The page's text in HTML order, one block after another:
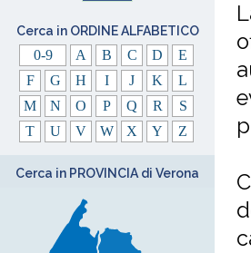
Cerca in ORDINE ALFABETICO
0-9 A B C D
E
F
G H I J K
L
M
N O P Q R
S
T
U V W X Y Z
Cerca in PROVINCIA di Verona